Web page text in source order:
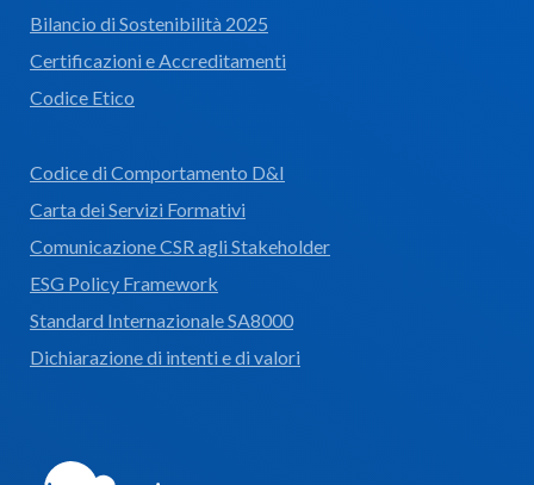
Bilancio di Sostenibilità 2025
Certificazioni e Accreditamenti
Codice Etico
Codice di Comportamento D&I
Carta dei Servizi Formativi
Comunicazione CSR agli Stakeholder
ESG Policy Framework
Standard Internazionale SA8000
Dichiarazione di intenti e di valori